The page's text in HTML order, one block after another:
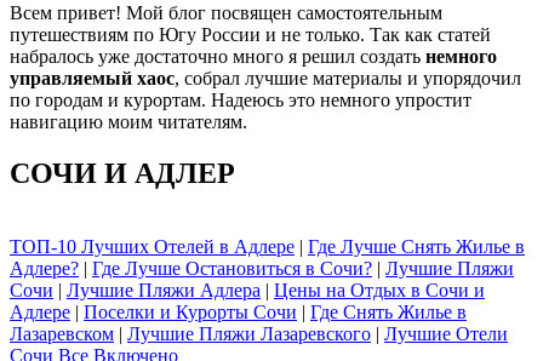
Всем привет! Мой блог посвящен самостоятельным
путешествиям по Югу России и не только. Так как статей
набралось уже достаточно много я решил создать немного
управляемый хаос, собрал лучшие материалы и упорядочил
по городам и курортам. Надеюсь это немного упростит
навигацию моим читателям.
СОЧИ И АДЛЕР
ТОП-10 Лучших Отелей в Адлере | Где Лучше Снять Жилье в
Адлере? | Где Лучше Остановиться в Сочи? | Лучшие Пляжи
Сочи | Лучшие Пляжи Адлера | Цены на Отдых в Сочи и
Адлере | Поселки и Курорты Сочи | Где Снять Жилье в
Лазаревском | Лучшие Пляжи Лазаревского | Лучшие Отели
Сочи Все Включено